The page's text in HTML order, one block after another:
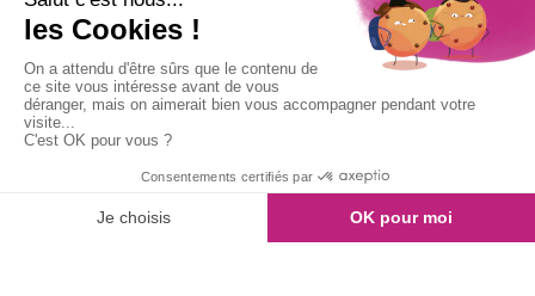
Nous rejoindre
Plaquette
Confidentialité
Plan du site
Mentions légales
Politique de confidentialité
Viagimmo - Tout droits réservés